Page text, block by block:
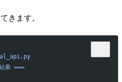
きます。
果 ===